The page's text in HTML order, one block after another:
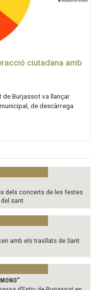
ciutadana amb
de Burjassot va llançar
de descàrrega
dels concerts de les festes
sant
amb els trasllats de Sant